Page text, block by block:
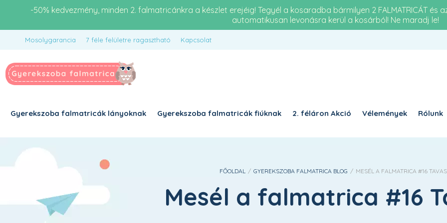
-50% kedvezmény, minden 2. falmatricánkra a készlet erejéig! Tegyél a kosaradba bármilyen 2 FALMATRICÁT és
automatikusan levonásra kerül a kosárból! Ne maradj le!
Mosolygarancia 7 féle felületre ragasztható Kapcsolat
Elfelejtett jelszó?
Gyerekszoba falmatricák lányoknak Gyerekszoba falmatricák fiúknak 2. féláron Akció Vélemények Rólunk
FŐOLDAL / GYEREKSZOBA FALMATRICA BLOG / MESÉL A FALMATRICA #16
Mesél a falmatrica #16